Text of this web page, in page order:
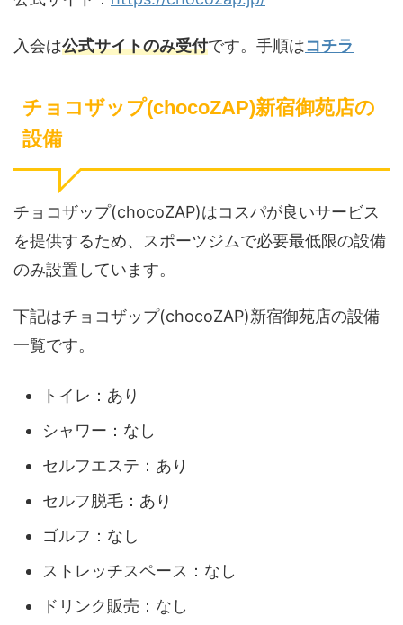
入会は公式サイトのみ受付です。手順はコチラ
チョコザップ(chocoZAP)新宿御苑店の
設備
チョコザップ(chocoZAP)はコスパが良いサービス
を提供するため、スポーツジムで必要最低限の設備
のみ設置しています。
下記はチョコザップ(chocoZAP)新宿御苑店の設備
一覧です。
トイレ：あり
シャワー：なし
セルフエステ：あり
セルフ脱毛：あり
ゴルフ：なし
ストレッチスペース：なし
ドリンク販売：なし